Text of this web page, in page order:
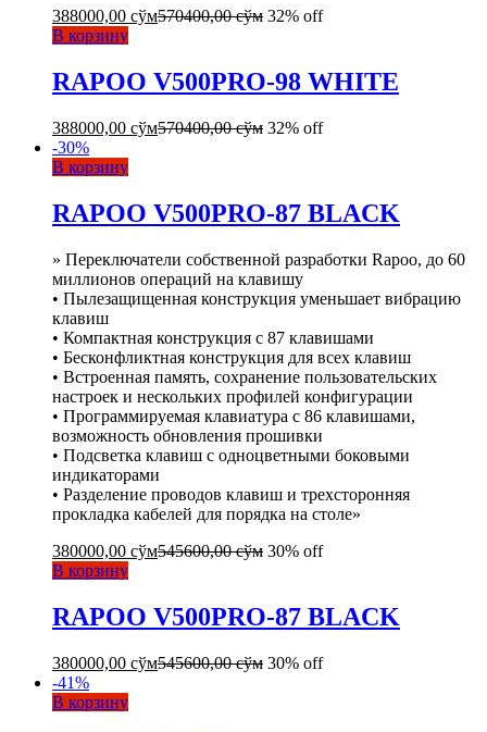
388000,00 сўм570400,00сўм 32% off
В корзину
RAPOO V500PRO-98 WHITE
388000,00 сўм570400,00сўм 32% off
-30%
В корзину
RAPOO V500PRO-87 BLACK
» Переключатели собственной разработки Rapoo, до 60
миллионов операций на клавишу
• Пылезащищенная конструкция уменьшает вибрацию
клавиш
• Компактная конструкция с 87 клавишами
• Бесконфликтная конструкция для всех клавиш
• Встроенная память, сохранение пользовательских
настроек и нескольких профилей конфигурации
• Программируемая клавиатура с 86 клавишами,
возможность обновления прошивки
• Подсветка клавиш с одноцветными боковыми
индикаторами
• Разделение проводов клавиш и трехсторонняя
прокладка кабелей для порядка на столе»
380000,00 сўм545600,00сўм 30% off
В корзину
RAPOO V500PRO-87 BLACK
380000,00 сўм545600,00сўм 30% off
-41%
В корзину